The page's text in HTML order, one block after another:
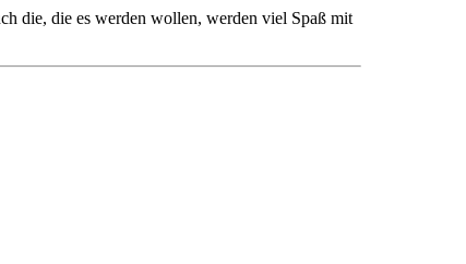
die, die es werden wollen, werden viel Spaß mit